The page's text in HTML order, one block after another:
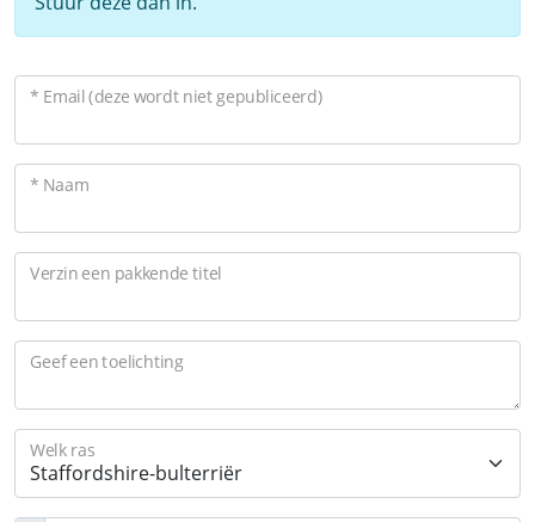
* Email (deze wordt niet gepubliceerd)
* Naam
Verzin een pakkende titel
Geef een toelichting
Welk ras